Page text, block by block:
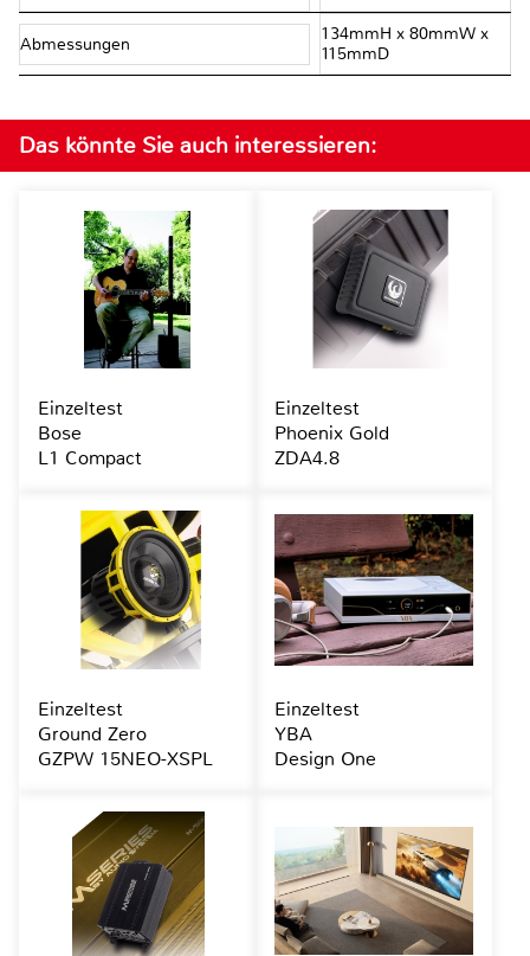
Abmessungen
134mmH x 80mmW x
115mmD
Das könnte Sie auch interessieren:
Einzeltest
Bose
L1 Compact
Einzeltest
Phoenix Gold
ZDA4.8
Einzeltest
Ground Zero
GZPW 15NEO-XSPL
Einzeltest
YBA
Design One